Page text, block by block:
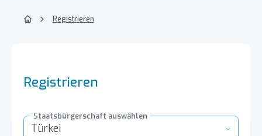
Registrieren
Registrieren
Staatsbürgerschaft auswählen
Türkei